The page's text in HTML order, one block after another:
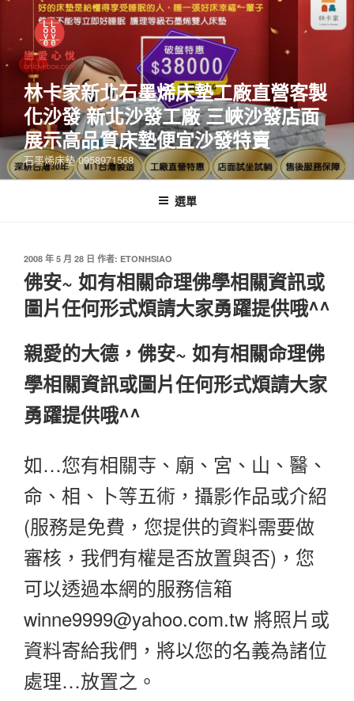
林卡家新北石墨烯床墊工廠直營客製
化沙發 新北沙發工廠 三峽沙發店面
展示高品質床墊便宜沙發特賣
石墨烯床墊 0958971568
選單
2008 年 5 月 28 日 作者: ETONHSIAO
佛安~ 如有相關命理佛學相關資訊或
圖片任何形式煩請大家勇躍提供哦^^
親愛的大德，佛安~ 如有相關命理佛
學相關資訊或圖片任何形式煩請大家
勇躍提供哦^^
如…您有相關寺、廟、宮、山、醫、
命、相、卜等五術，攝影作品或介紹
(服務是免費，您提供的資料需要做
審核，我們有權是否放置與否)，您
可以透過本網的服務信箱
winne9999@yahoo.com.tw 將照片或
資料寄給我們，將以您的名義為諸位
處理…放置之。